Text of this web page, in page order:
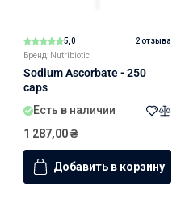
5,0
2 отзыва
Бренд: Nutribiotic
Sodium Ascorbate - 250
caps
Есть в наличии
1 287,00₴
Добавить в корзину